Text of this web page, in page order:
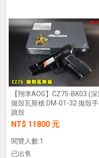
加入購物車
【翔準AOG】CZ75-BK03 (
拋殼瓦斯槍 DM-01-32 拋殼
跳殼
NT$ 11800 元
閱覽人數:1
已出售